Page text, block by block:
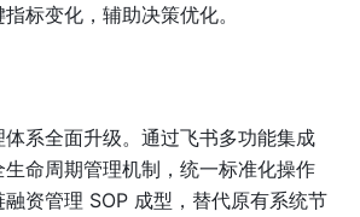
标变化，辅助决策优化。
系全面升级。通过飞书多功能集成
命周期管理机制，统一标准化操作
资管理 SOP 成型，替代原有系统节